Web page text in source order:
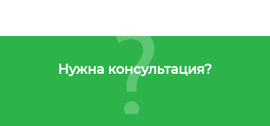
Нужна консультация?